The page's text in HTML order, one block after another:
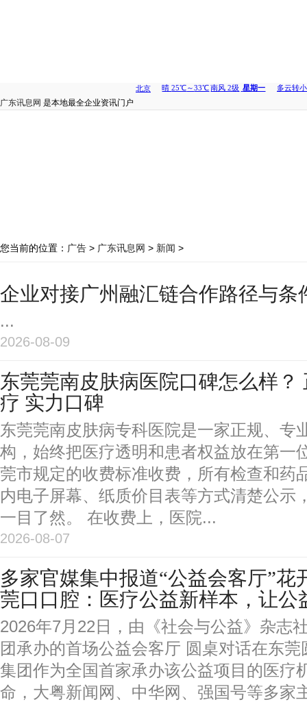
广东讯息网 是本地最全企业资讯门户
您当前的位置： 广告 > 广东讯息网 > 新闻 >
企业对接广州融汇链合作路径与条
...
2026-08-09
东莞莞南皮肤病医院口碑怎么样？
疗 实力口碑
东莞莞南皮肤病专科医院是一家正规、专
构，始终把医疗透明和患者权益放在第一
莞市规定的收费标准收费，所有检查和药
内电子屏幕、纸质价目表等方式清楚公示
一目了然。 在收费上，医院...
2026-08-07
多家官媒集中报道“公益会客厅”花
莞口口腔：医疗公益新样本，让公
2026年7月22日，由《社会与公益》杂志
团承办的首场公益会客厅 圆桌对话在东
集团作为全国首家承办该公益项目的医疗
命，大粤新闻网、中华网、强国号等多家